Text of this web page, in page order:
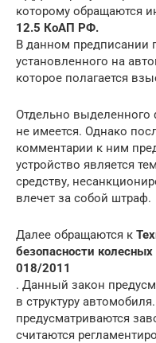
которому обращаются
12.5 КоАП РФ.
В данном предписании
установленного на
которое полагается
Отдельно выделенного
не имеется. Однако
комментарии к ним
устройство является
средству,
влечет за собой штраф.
Далее обращаются к
безопасности
018/2011
. Данный закон
в структуру
предусматриваются
считаются